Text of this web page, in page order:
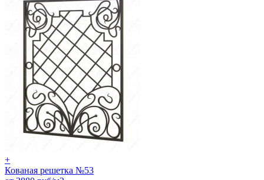
+
Кованая решетка №53